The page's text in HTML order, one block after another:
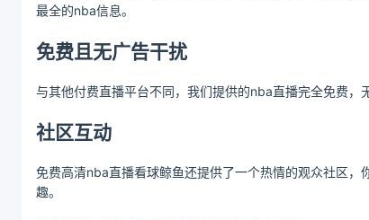
最全的nba信息。
免费且无广告干扰
与其他付费直播平台不同，我们提供的nba直播完全免费，
社区互动
免费高清nba直播看球鲸鱼还提供了一个热情的观众社区
趣。